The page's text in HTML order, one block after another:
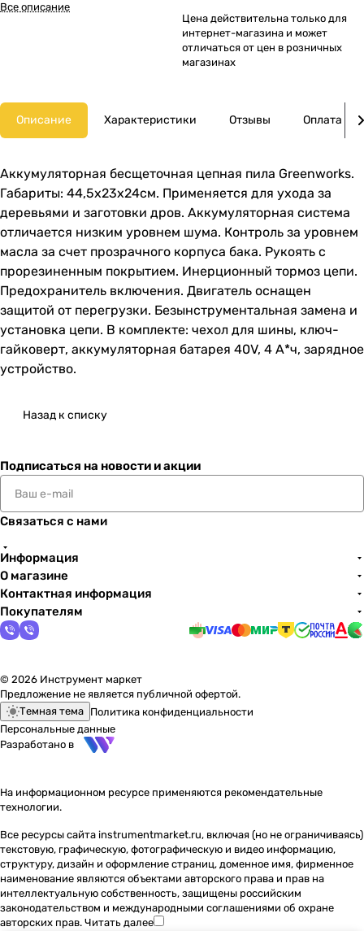
Все описание
Цена действительна только для
интернет-магазина и может
отличаться от цен в розничных
магазинах
Описание Характеристики Отзывы Оплата
Аккумуляторная бесщеточная цепная пила Greenworks.
Габариты: 44,5х23х24см. Применяется для ухода за
деревьями и заготовки дров. Аккумуляторная система
отличается низким уровнем шума. Контроль за уровнем
масла за счет прозрачного корпуса бака. Рукоять с
прорезиненным покрытием. Инерционный тормоз цепи.
Предохранитель включения. Двигатель оснащен
защитой от перегрузки. Безынструментальная замена и
установка цепи. В комплекте: чехол для шины, ключ-
гайковерт, аккумуляторная батарея 40V, 4 А*ч, зарядное
устройство.
Назад к списку
Подписаться на новости и акции
Связаться с нами
Информация
О магазине
Контактная информация
Покупателям
© 2026 Инструмент маркет
Предложение не является публичной офертой.
Темная тема Политика конфиденциальности
Персональные данные
Разработано в
На информационном ресурсе применяются рекомендательные
технологии.
Все ресурсы сайта instrumentmarket.ru, включая (но не ограничиваясь)
текстовую, графическую, фотографическую и видео информацию,
структуру, дизайн и оформление страниц, доменное имя, фирменное
наименование являются объектами авторского права и прав на
интеллектуальную собственность, защищены российским
законодательством и международными соглашениями об охране
авторских прав. Читать далее